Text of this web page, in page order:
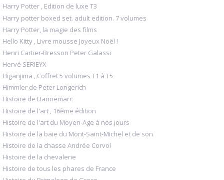
Harry Potter , Edition de luxe T3
Harry potter boxed set. adult edition. 7 volumes
Harry Potter, la magie des films
Hello Kitty , Livre mousse Joyeux Noël !
Henri Cartier-Bresson Peter Galassi
Hervé SERIEYX
Higanjima , Coffret 5 volumes T1 à T5
Himmler de Peter Longerich
Histoire de Dannemarc
Histoire de l'art , 16ème édition
Histoire de l'art du Moyen-Age à nos jours
Histoire de la baie du Mont-Saint-Michel et de son
Histoire de la chasse Andrée Corvol
Histoire de la chevalerie
Histoire de tous les phares de France